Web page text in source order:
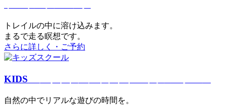
トレイルの中に溶け込みます。
まるで⾛る瞑想です。
さらに詳しく・ご予約
KIDS
⾃然の中でリアルな遊びの時間を。